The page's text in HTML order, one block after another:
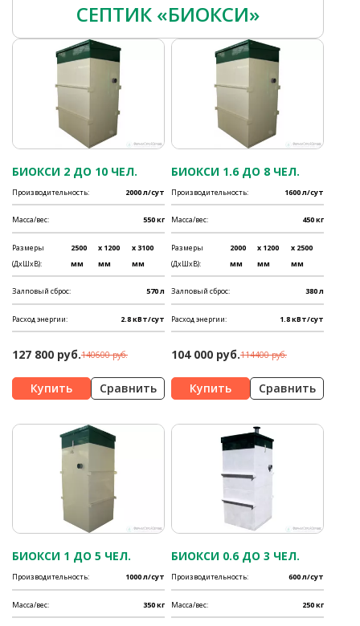
СЕПТИК «БИОКСИ»
БИОКСИ 2 ДО 10 ЧЕЛ.
Производительность: 2000 л/сут
Масса/вес: 550 кг
Размеры
(ДхШхВ):
2500
мм
x 1200
мм
x 3100
мм
Залповый сброс: 570 л
Расход энергии: 2.8 кВт/сут
127 800 руб.140600 руб.
Сравнить
БИОКСИ 1.6 ДО 8 ЧЕЛ.
Производительность: 1600 л/сут
Масса/вес: 450 кг
Размеры
(ДхШхВ):
2000
мм
x 1200
мм
x 2500
мм
Залповый сброс: 380 л
Расход энергии: 1.8 кВт/сут
104 000 руб.114400 руб.
Сравнить
БИОКСИ 1 ДО 5 ЧЕЛ.
Производительность: 1000 л/сут
Масса/вес: 350 кг
БИОКСИ 0.6 ДО 3 ЧЕЛ.
Производительность: 600 л/сут
Масса/вес: 250 кг